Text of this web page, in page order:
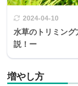
2024-04-10
水草のトリミン
説！ー
増やし方